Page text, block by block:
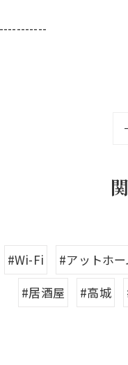
#Wi-Fi #アットホー
#居酒屋
#高城